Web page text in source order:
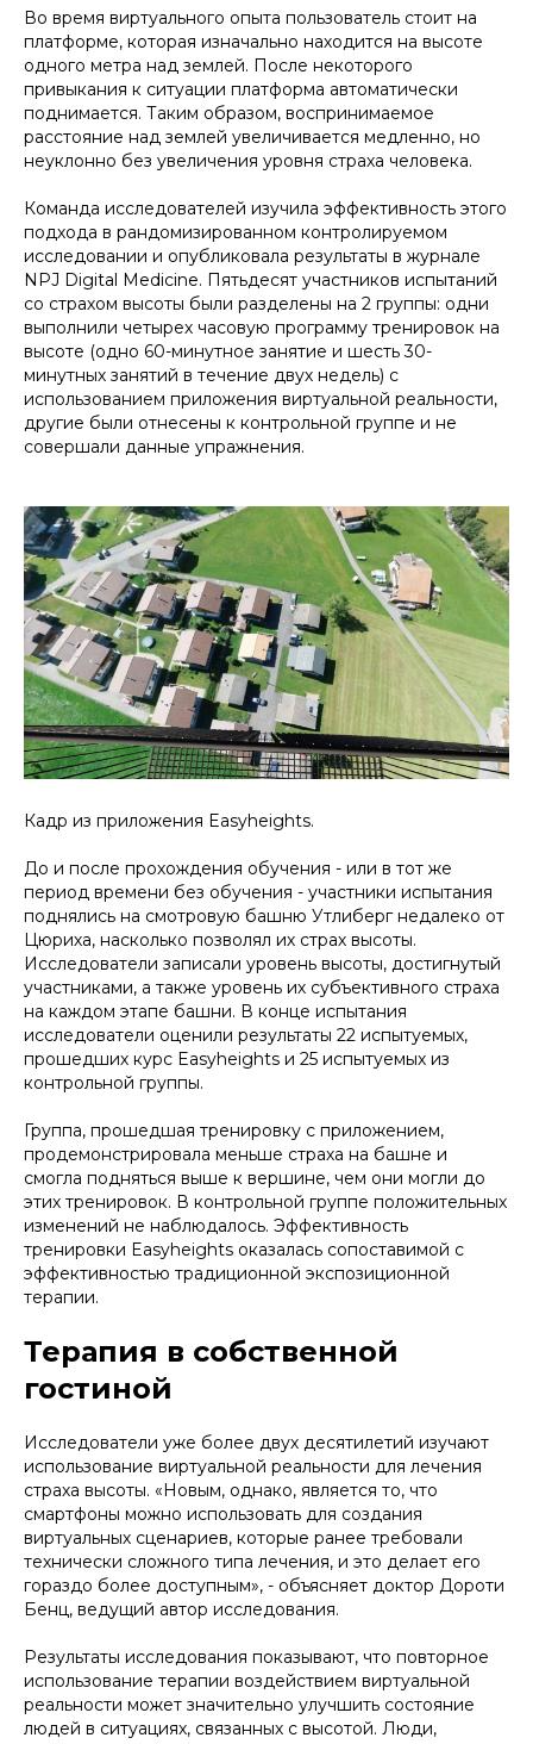
Во время виртуального опыта пользователь стоит на
платформе, которая изначально находится на высоте
одного метра над землей. После некоторого
привыкания к ситуации платформа автоматически
поднимается. Таким образом, воспринимаемое
расстояние над землей увеличивается медленно, но
неуклонно без увеличения уровня страха человека.
Команда исследователей изучила эффективность этого
подхода в рандомизированном контролируемом
исследовании и опубликовала результаты в журнале
NPJ Digital Medicine. Пятьдесят участников испытаний
со страхом высоты были разделены на 2 группы: одни
выполнили четырех часовую программу тренировок на
высоте (одно 60-минутное занятие и шесть 30-
минутных занятий в течение двух недель) с
использованием приложения виртуальной реальности,
другие были отнесены к контрольной группе и не
совершали данные упражнения.
Кадр из приложения Easyheights.
До и после прохождения обучения - или в тот же
период времени без обучения - участники испытания
поднялись на смотровую башню Утлиберг недалеко от
Цюриха, насколько позволял их страх высоты.
Исследователи записали уровень высоты, достигнутый
участниками, а также уровень их субъективного страха
на каждом этапе башни. В конце испытания
исследователи оценили результаты 22 испытуемых,
прошедших курс Easyheights и 25 испытуемых из
контрольной группы.
Группа, прошедшая тренировку с приложением,
продемонстрировала меньше страха на башне и
смогла подняться выше к вершине, чем они могли до
этих тренировок. В контрольной группе положительных
изменений не наблюдалось. Эффективность
тренировки Easyheights оказалась сопоставимой с
эффективностью традиционной экспозиционной
терапии.
Терапия в собственной
гостиной
Исследователи уже более двух десятилетий изучают
использование виртуальной реальности для лечения
страха высоты. «Новым, однако, является то, что
смартфоны можно использовать для создания
виртуальных сценариев, которые ранее требовали
технически сложного типа лечения, и это делает его
гораздо более доступным», - объясняет доктор Дороти
Бенц, ведущий автор исследования.
Результаты исследования показывают, что повторное
использование терапии воздействием виртуальной
реальности может значительно улучшить состояние
людей в ситуациях, связанных с высотой. Люди,